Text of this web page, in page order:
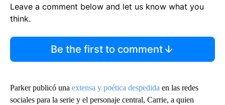
Leave a comment below and let us know what you
think.
Be the first to comment
Parker publicó una extensa y poética despedida en las redes
sociales para la serie y el personaje central, Carrie, a quien